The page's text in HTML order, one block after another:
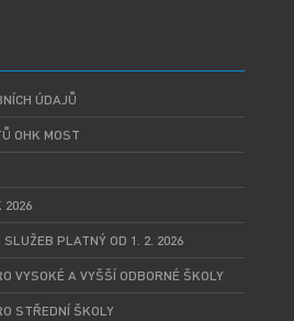
ÚDAJŮ
OHK MOST
2026
SLUŽEB PLATNÝ OD 1. 2. 2026
VYSOKÉ A VYŠŠÍ ODBORNÉ ŠKOLY
STŘEDNÍ ŠKOLY